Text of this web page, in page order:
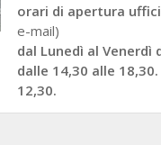
orari di apertura
e-mail)
dal Lunedì al Venerdì
dalle 14,30 alle
12,30.